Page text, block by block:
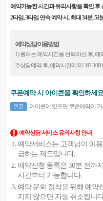
예약가능한 시간과 유의사항을 확인 후
2타임, 3타임 연속 예약 시, 최대 34분, 51
예약상담 이용방법
1) 원하는 예약시간을 선택하신 후,
2) 상담예약 후, 예약시간에 02-397-
쿠폰예약 시 아이콘을 확인하세
쿠폰 아이콘이 있으면 쿠폰예약이
예약상담 서비스 유의사항 안내
예약서비스는 고객님이 이
급하는 제도입니다.
예약신청 등록은 30분 전까
시간부터 가능합니다.
예약 문화 정착을 위해 예약
지지 않으면 자동 취소됩니